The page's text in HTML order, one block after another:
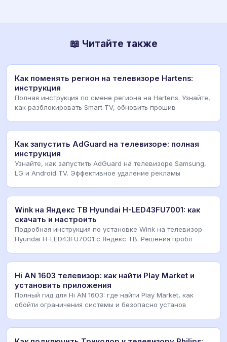
📖 Читайте также
Как поменять регион на телевизоре Hartens:
инструкция
Полная инструкция по смене региона на Hartens. Узнайте,
как разблокировать Smart TV, обновить прошив
Как запустить AdGuard на телевизоре: полная
инструкция
Узнайте, как запустить AdGuard на телевизоре Samsung,
LG и Android TV. Эффективное удаление рекламы
Wink на Яндекс ТВ Hyundai H-LED43FU7001: как
скачать и настроить
Подробная инструкция по установке Wink на телевизор
Hyundai H-LED43FU7001 с Яндекс ТВ. Решения пробл
Hi AN 1603 телевизор: как найти Play Market и
установить приложения
Полный гид для Hi AN 1603: где найти Play Market, как
обойти ограничения системы и безопасно установ